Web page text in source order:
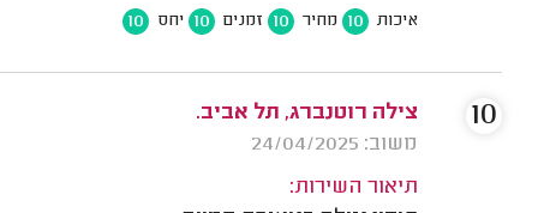
איכות 10 מחיר 10 זמנים 10 יחס 10
צילה רוטנברג, תל אביב.
משוב: 24/04/2025
תיאור השירות:
10